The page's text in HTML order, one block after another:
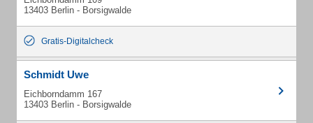
13403 Berlin - Borsigwalde
Gratis-Digitalcheck
Schmidt Uwe
Eichborndamm 167
13403 Berlin - Borsigwalde